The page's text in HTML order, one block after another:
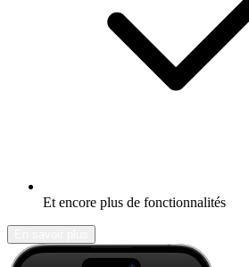
Et encore plus de fonctionnalités